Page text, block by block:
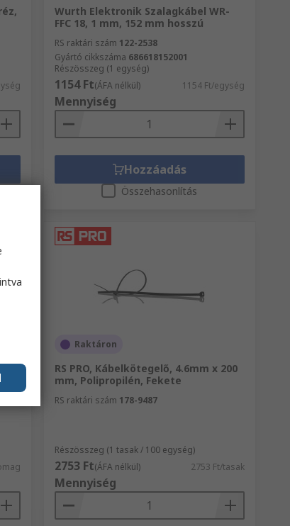
Wurth Elektronik Szalagkábel WR-
FFC 18, 1 mm, 152 mm hosszú
RS raktári szám 122-2538
Gyártó cikkszáma 686618152001
Részösszeg (1 egység)
1154 Ft(ÁFA nélkül) 1154 Ft/egység
Mennyiség
Hozzáadás
Összehasonlítás
Raktáron
RS PRO, Kábelkötegelő, 4.6mm x 200
mm, Polipropilén, Fekete
RS raktári szám 178-9487
Részösszeg (1 tasak / 100 egység)
2753 Ft(ÁFA nélkül) 2753 Ft/tasak
Mennyiség